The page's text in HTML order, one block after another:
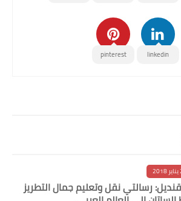
linkedin
pinterest
رسالتي نقل وتعليم جمال التطريز